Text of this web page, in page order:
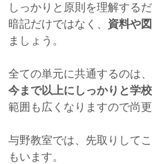
しっかりと原則を理解する
暗記だけではなく、 資料や
ましょう。
全ての単元に共通するのは、
今まで以上にしっかりと学
範囲も広くなりますので尚更
与野教室では、先取りして
もいます。